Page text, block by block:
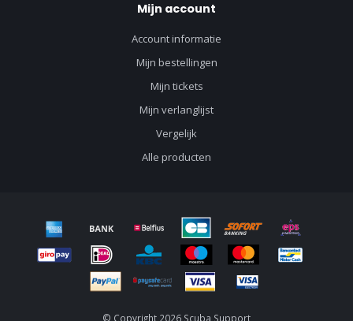
Mijn account
Account informatie
Mijn bestellingen
Mijn tickets
Mijn verlanglijst
Vergelijk
Alle producten
© Copyright 2026 Scuba Support